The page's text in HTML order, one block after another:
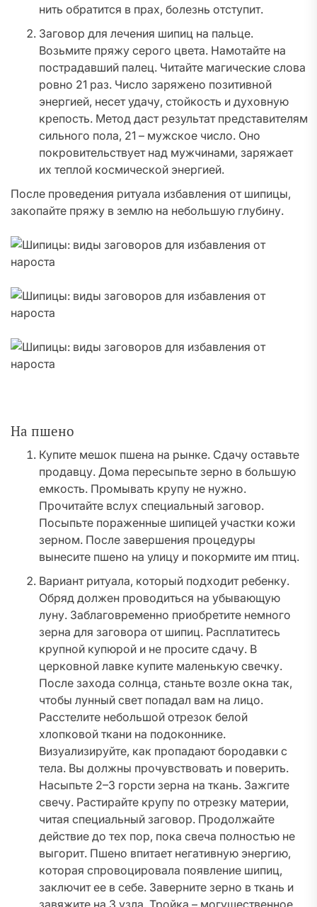
нить обратится в прах, болезнь отступит.
Заговор для лечения шипиц на пальце.
Возьмите пряжу серого цвета. Намотайте на
пострадавший палец. Читайте магические слова
ровно 21 раз. Число заряжено позитивной
энергией, несет удачу, стойкость и духовную
крепость. Метод даст результат представителям
сильного пола, 21 – мужское число. Оно
покровительствует над мужчинами, заряжает
их теплой космической энергией.
После проведения ритуала избавления от шипицы,
закопайте пряжу в землю на небольшую глубину.
На пшено
Купите мешок пшена на рынке. Сдачу оставьте
продавцу. Дома пересыпьте зерно в большую
емкость. Промывать крупу не нужно.
Прочитайте вслух специальный заговор.
Посыпьте пораженные шипицей участки кожи
зерном. После завершения процедуры
вынесите пшено на улицу и покормите им птиц.
Вариант ритуала, который подходит ребенку.
Обряд должен проводиться на убывающую
луну. Заблаговременно приобретите немного
зерна для заговора от шипиц. Расплатитесь
крупной купюрой и не просите сдачу. В
церковной лавке купите маленькую свечку.
После захода солнца, станьте возле окна так,
чтобы лунный свет попадал вам на лицо.
Расстелите небольшой отрезок белой
хлопковой ткани на подоконнике.
Визуализируйте, как пропадают бородавки с
тела. Вы должны прочувствовать и поверить.
Насыпьте 2–3 горсти зерна на ткань. Зажгите
свечу. Растирайте крупу по отрезку материи,
читая специальный заговор. Продолжайте
действие до тех пор, пока свеча полностью не
выгорит. Пшено впитает негативную энергию,
которая спровоцировала появление шипиц,
заключит ее в себе. Заверните зерно в ткань и
завяжите на 3 узла. Тройка – могущественное